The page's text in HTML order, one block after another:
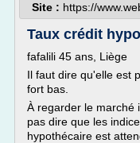
Site : https://
Taux crédit
fafalili 45 ans, Liège
Il faut dire qu'elle est
fort bas.
À regarder le marché
pas dire que les
hypothécaire est